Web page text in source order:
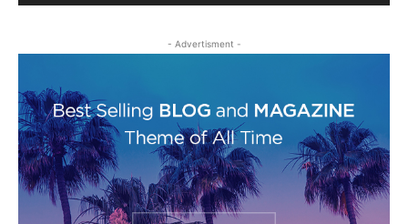
- Advertisment -